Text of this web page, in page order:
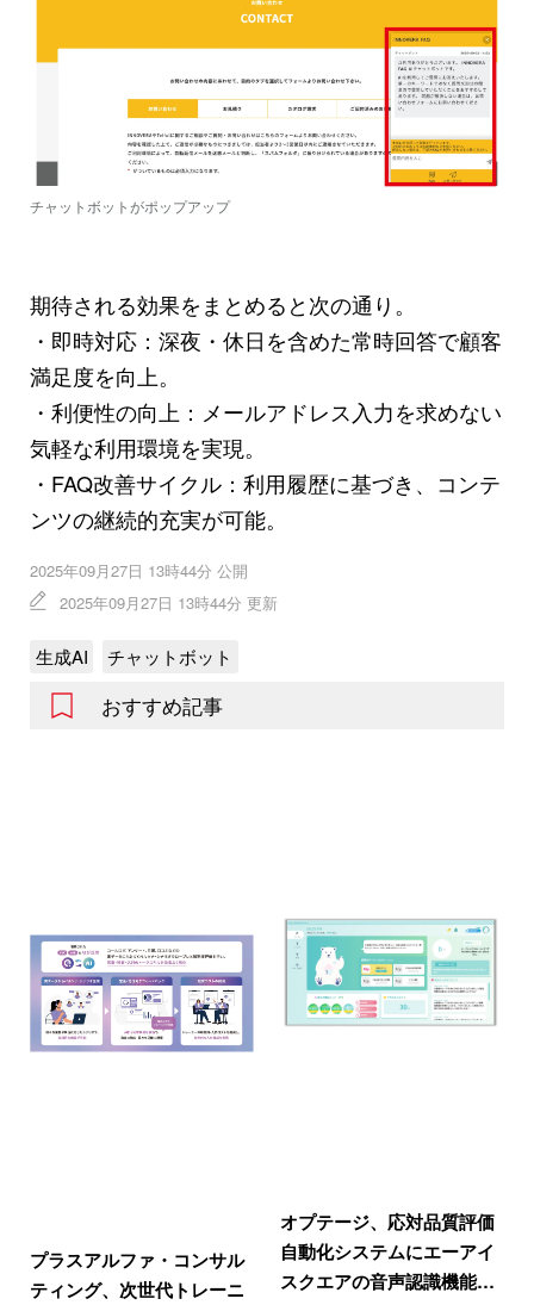
チャットボットがポップアップ
期待される効果をまとめると次の通り。
・即時対応：深夜・休日を含めた常時回答で顧客
満足度を向上。
・利便性の向上：メールアドレス入力を求めない
気軽な利用環境を実現。
・FAQ改善サイクル：利用履歴に基づき、コンテ
ンツの継続的充実が可能。
2025年09月27日 13時44分 公開
2025年09月27日 13時44分 更新
生成AI チャットボット
おすすめ記事
プラスアルファ・コンサル
ティング、次世代トレーニ
オプテージ、応対品質評価
自動化システムにエーアイ
スクエアの音声認識機能…